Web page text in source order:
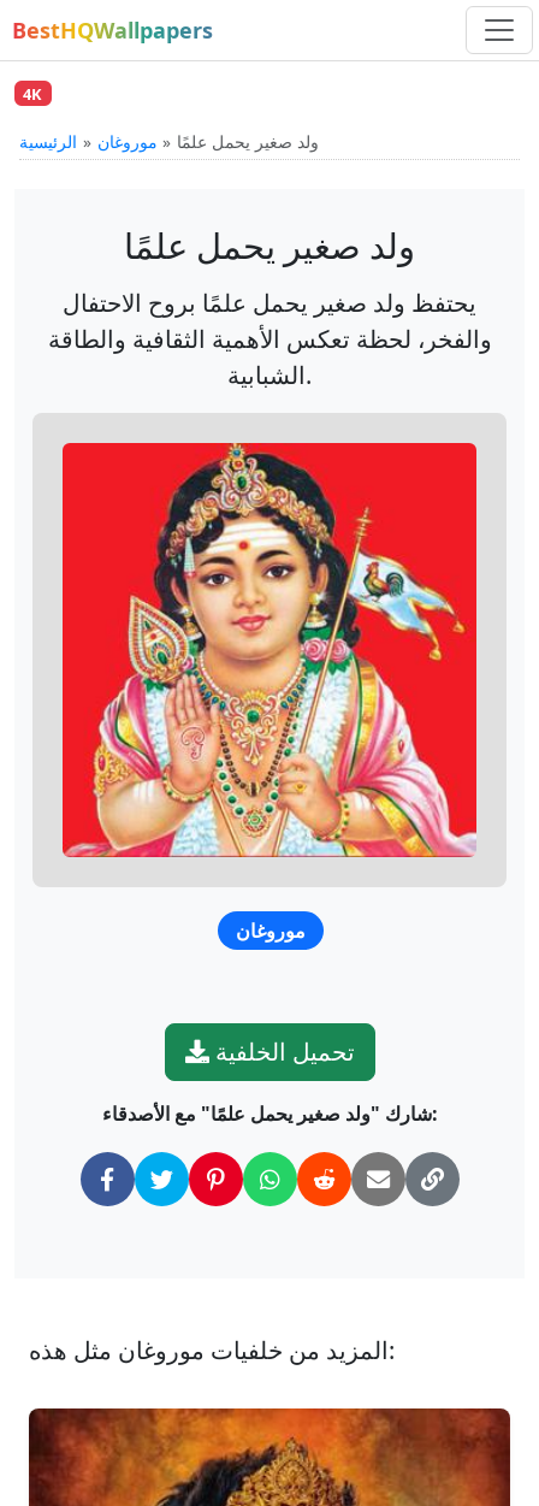
BestHQWallpapers
4K
الرئيسية موروغان ولد صغير يحمل علمًا
ولد صغير يحمل علمًا
يحتفظ ولد صغير يحمل علمًا بروح الاحتفال
والفخر، لحظة تعكس الأهمية الثقافية والطاقة
الشبابية.
موروغان
تحميل الخلفية
شارك "ولد صغير يحمل علمًا" مع الأصدقاء:
المزيد من خلفيات موروغان مثل هذه: